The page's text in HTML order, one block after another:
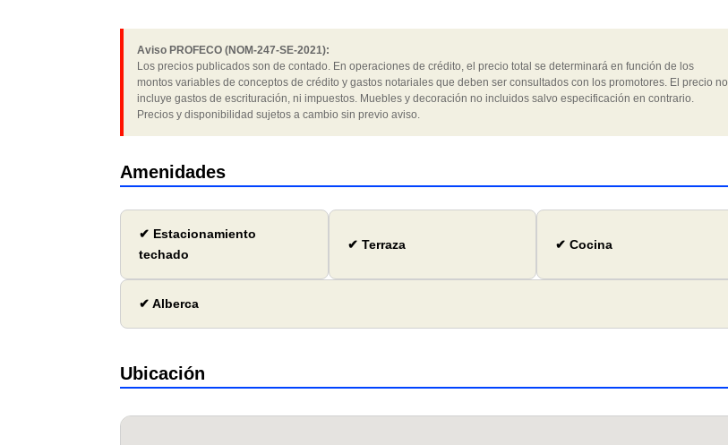
Aviso PROFECO (NOM-247-SE-2021):
Los precios publicados son de contado. En operaciones de crédito, el precio total se determinará en función de los
montos variables de conceptos de crédito y gastos notariales que deben ser consultados con los promotores. El precio no
incluye gastos de escrituración, ni impuestos. Muebles y decoración no incluidos salvo especificación en contrario.
Precios y disponibilidad sujetos a cambio sin previo aviso.
Amenidades
✔ Estacionamiento
techado
✔ Terraza ✔ Cocina
✔ Alberca
Ubicación